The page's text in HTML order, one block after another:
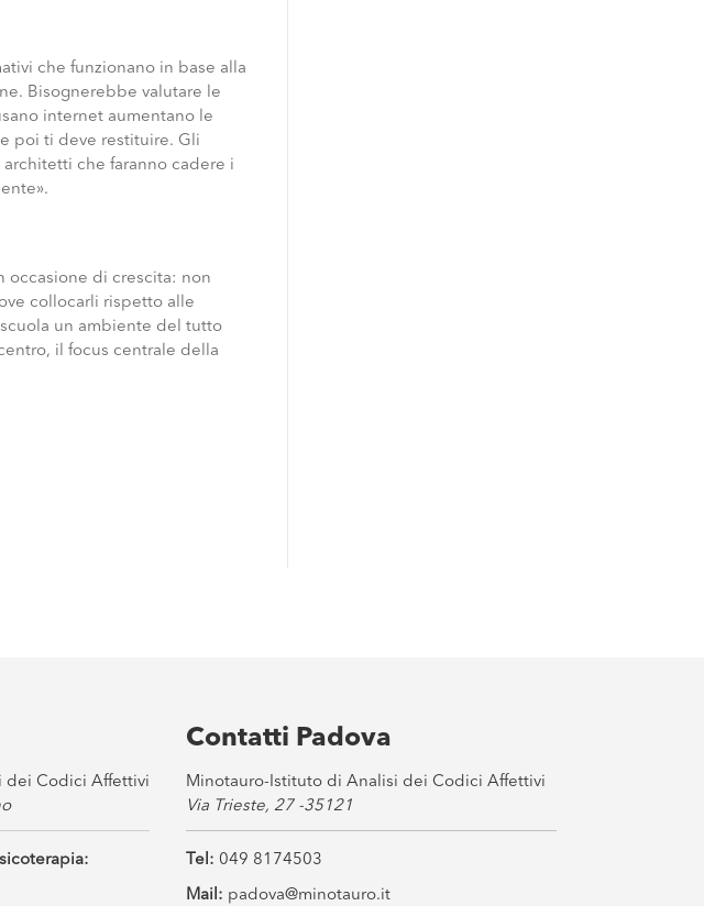
che funzionano in base alla
Bisognerebbe valutare le
internet aumentano le
poi ti deve restituire. Gli
che faranno cadere i
occasione di crescita: non
collocarli rispetto alle
un ambiente del tutto
il focus centrale della
dei Codici Affettivi
Contatti Padova
Minotauro-Istituto di Analisi dei Codici Affettivi
Via Trieste, 27 -35121
Tel: 049 8174503
Mail: padova@minotauro.it